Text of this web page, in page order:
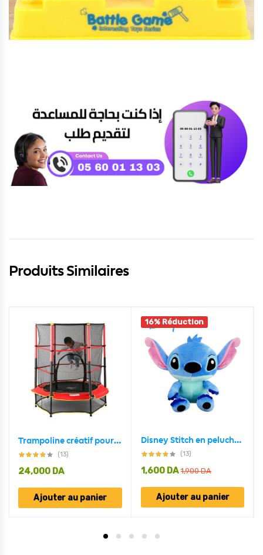
Produits Similaires
Trampoline créatif pour enfants – ترامبولين من الجودة العالية للأطفال للحظات لا تنسى من الترفيه و التسلية
(13)
24,000 DA
Ajouter au panier
16% Réduction
Disney Stitch en peluche 20cm
(13)
1,900DA
1,600 DA
Ajouter au panier